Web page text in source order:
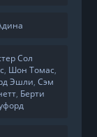
Сол
, Шон Томас,
Эшли,Сэм
, Берти